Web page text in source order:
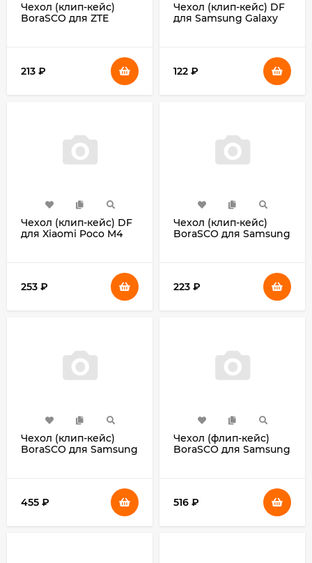
Чехол (клип-кейс)
BoraSCO для ZTE
213 ₽
Чехол (клип-кейс) DF
для Samsung Galaxy
122 ₽
Чехол (клип-кейс) DF
для Xiaomi Poco M4
253 ₽
Чехол (клип-кейс)
BoraSCO для Samsung
223 ₽
Чехол (клип-кейс)
BoraSCO для Samsung
455 ₽
Чехол (флип-кейс)
BoraSCO для Samsung
516 ₽